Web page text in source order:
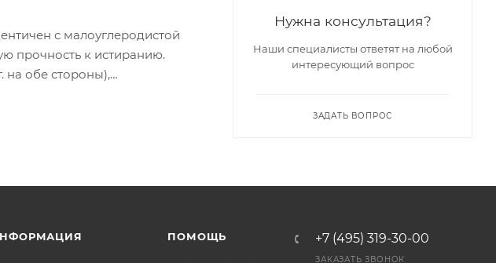
с малоуглеродистой
прочность к истиранию.
на обе стороны),
Нужна консультация?
Наши специалисты ответят на любой
интересующий вопрос
ЗАДАТЬ ВОПРОС
ПОМОЩЬ +7 (495) 319-30-00
ЗАКАЗАТЬ ЗВОНОК